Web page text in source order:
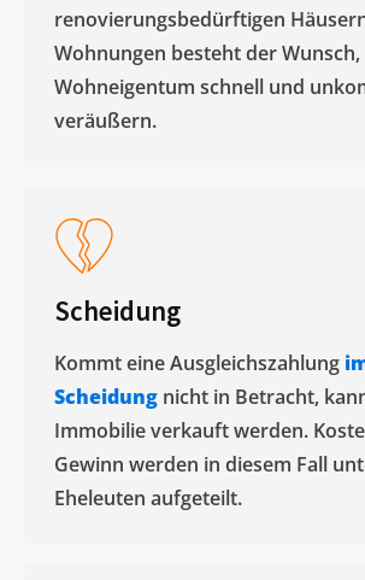
renovierungsbedürftigen
Wohnungen besteht der Wunsch,
Wohneigentum schnell und
veräußern. ​
Scheidung
Kommt eine Ausgleichszahlung
Scheidung nicht in Betracht,
Immobilie verkauft werden.
Gewinn werden in diesem Fall
Eheleuten aufgeteilt.​